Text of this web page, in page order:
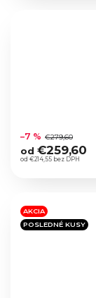
hodnotenie
produktu
je
hviezdičiek.
od €214,55 bez DPH
–7 % €279,60
od €259,60
AKCIA
POSLEDNÉ KUSY